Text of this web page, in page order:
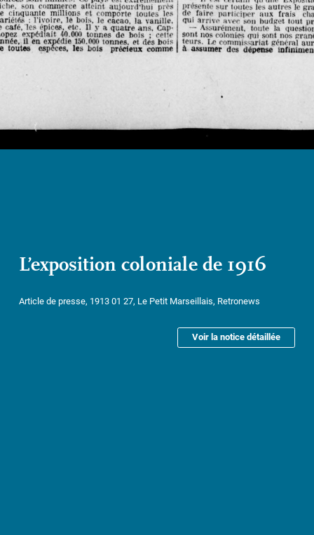
L’exposition coloniale de 1916
Article de presse, 1913 01 27, Le Petit Marseillais, Retronews
Voir la notice détaillée